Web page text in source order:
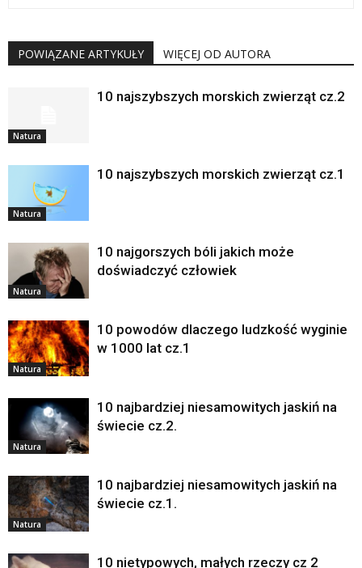
POWIĄZANE ARTYKUŁY WIĘCEJ OD AUTORA
Natura
10 najszybszych morskich zwierząt cz.2
Natura
10 najszybszych morskich zwierząt cz.1
Natura
10 najgorszych bóli jakich może
doświadczyć człowiek
Natura
10 powodów dlaczego ludzkość wyginie
w 1000 lat cz.1
Natura
10 najbardziej niesamowitych jaskiń na
świecie cz.2.
Natura
10 najbardziej niesamowitych jaskiń na
świecie cz.1.
10 nietypowych, małych rzeczy cz 2